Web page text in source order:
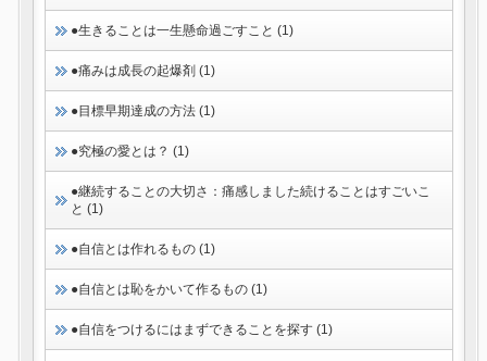
●生きることは一生懸命過ごすこと (1)
●痛みは成長の起爆剤 (1)
●目標早期達成の方法 (1)
●究極の愛とは？ (1)
●継続することの大切さ：痛感しました続けることはすごいこ
と (1)
●自信とは作れるもの (1)
●自信とは恥をかいて作るもの (1)
●自信をつけるにはまずできることを探す (1)